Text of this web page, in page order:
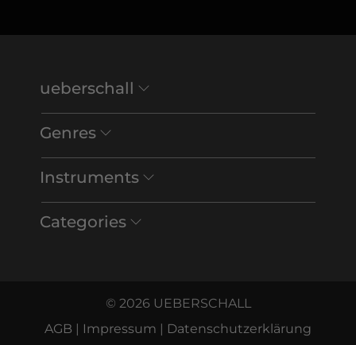
ueberschall
Genres
Instruments
Categories
© 2026 UEBERSCHALL
AGB
Impressum Datenschutzerklärung